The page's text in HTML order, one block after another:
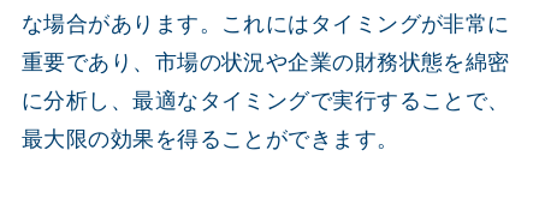
な場合があります。これにはタイミングが非常に
重要であり、市場の状況や企業の財務状態を綿密
に分析し、最適なタイミングで実行することで、
最大限の効果を得ることができます。